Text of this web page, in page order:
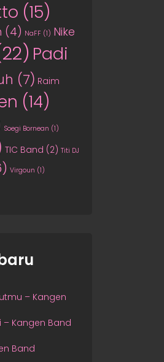
(15)
(4) NaFF (1) Nike
Padi
(7) Raim
(14)
Soegi Bornean (1)
TIC Band (2) Titi DJ
Virgoun (1)
– Kangen
Kangen Band
Band